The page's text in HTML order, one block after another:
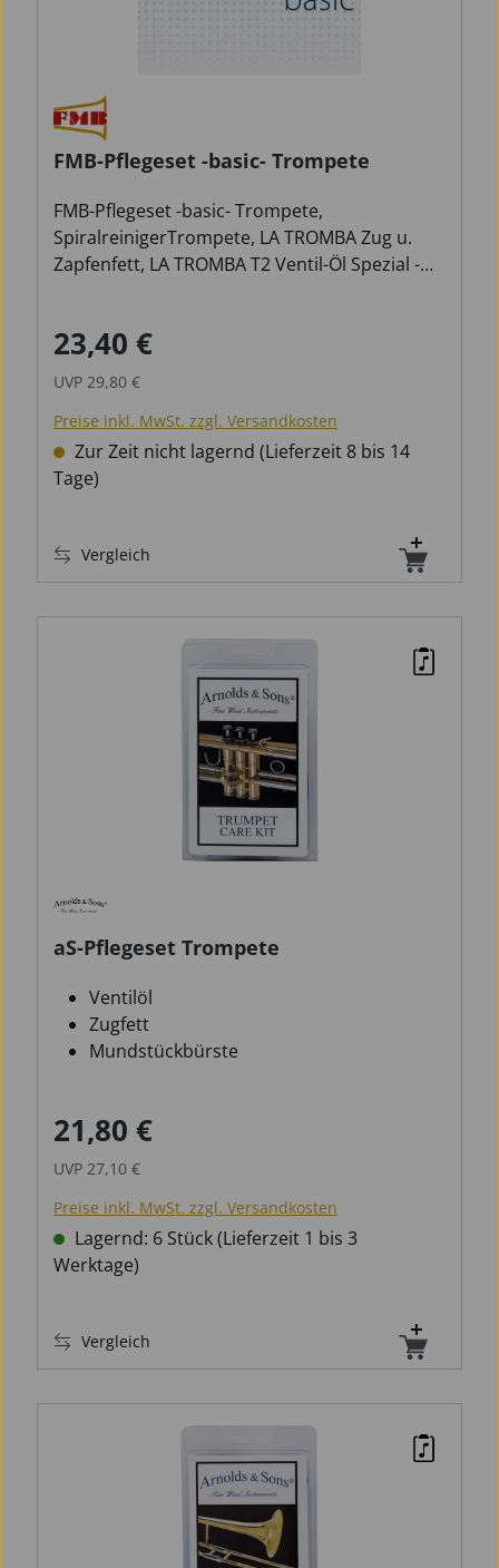
FMB-Pflegeset -basic- Trompete
FMB-Pflegeset -basic- Trompete,
SpiralreinigerTrompete, LA TROMBA Zug u.
Zapfenfett, LA TROMBA T2 Ventil-Öl Spezial -
Verkaufspreis:
23,40 €
UVP 29,80 €
Preise inkl. MwSt. zzgl. Versandkosten
Zur Zeit nicht lagernd (Lieferzeit 8 bis 14
Tage)
Vergleich
aS-Pflegeset Trompete
Ventilöl
Zugfett
Mundstückbürste
Verkaufspreis:
21,80 €
UVP 27,10 €
Preise inkl. MwSt. zzgl. Versandkosten
Lagernd: 6 Stück (Lieferzeit 1 bis 3
Werktage)
Vergleich